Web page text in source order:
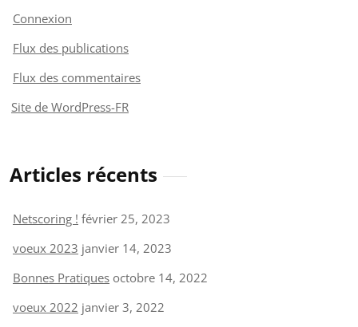
Connexion
Flux des publications
Flux des commentaires
Site de WordPress-FR
Articles récents
Netscoring ! février 25, 2023
voeux 2023 janvier 14, 2023
Bonnes Pratiques octobre 14, 2022
voeux 2022 janvier 3, 2022